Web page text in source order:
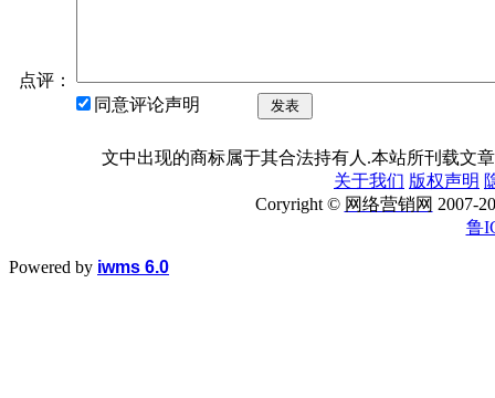
点评：
同意评论声明
发表
文中出现的商标属于其合法持有人.本站所刊载文
关于我们 版权声明
Coryright © 网络营销网 2007-
鲁
Powered by iwms 6.0